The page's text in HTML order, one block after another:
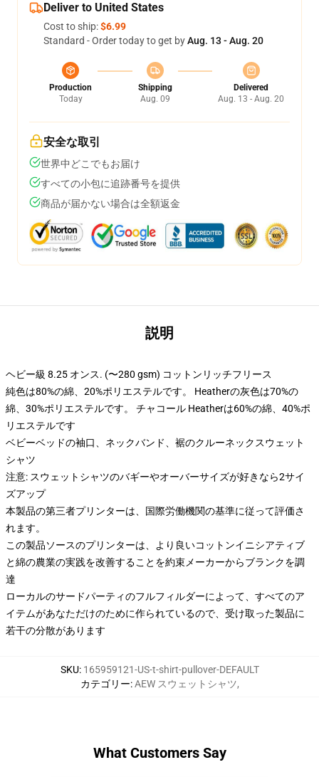
Deliver to United States
Cost to ship:$6.99
Standard - Order today to get byAug. 13 - Aug. 20
Production
Today
Shipping
Aug. 09
Delivered
Aug. 13 - Aug. 20
安全な取引
世界中どこでもお届け
すべての小包に追跡番号を提供
商品が届かない場合は全額返金
説明
ヘビー級 8.25 オンス. (〜280 gsm) コットンリッチフリース
純色は80%の綿、20%ポリエステルです。 Heatherの灰色は70%の
綿、30%ポリエステルです。 チャコール Heatherは60%の綿、40%ポ
リエステルです
ベビーベッドの袖口、ネックバンド、裾のクルーネックスウェット
シャツ
注意: スウェットシャツのバギーやオーバーサイズが好きなら2サイ
ズアップ
本製品の第三者プリンターは、国際労働機関の基準に従って評価さ
れます。
この製品ソースのプリンターは、より良いコットンイニシアティブ
と綿の農業の実践を改善することを約束メーカーからブランクを調
達
ローカルのサードパーティのフルフィルダーによって、すべてのア
イテムがあなただけのために作られているので、受け取った製品に
若干の分散があります
SKU: 165959121-US-t-shirt-pullover-DEFAULT
カテゴリー:AEW スウェットシャツ,
What Customers Say